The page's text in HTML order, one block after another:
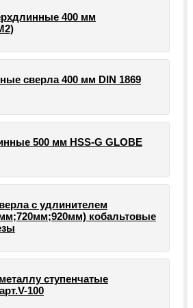
400 мм
сверла 400 мм DIN 1869
500 мм HSS-G GLOBE
с удлинителем
кобальтовые
ступенчатые
100